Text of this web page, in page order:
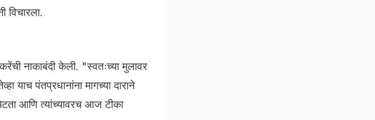
विचारला.
नाकाबंदी केली. "स्वतःच्या मुलावर
याच पंतप्रधानांना मागच्या दाराने
आणि त्यांच्यावरच आज टीका